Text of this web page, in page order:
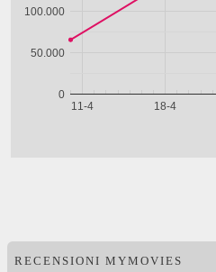
RECENSIONI MYMOVIES